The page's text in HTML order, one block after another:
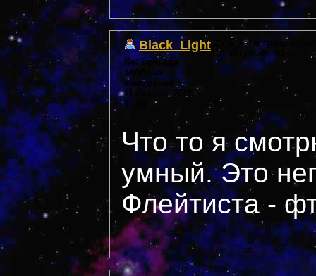
Black_Light
Re: Бригада
злобных
киноманов
11 October, 2005 в
16:02
Дата регистрации:
Сообщений: 30
Что то я
умный. Это
Флейтиста -